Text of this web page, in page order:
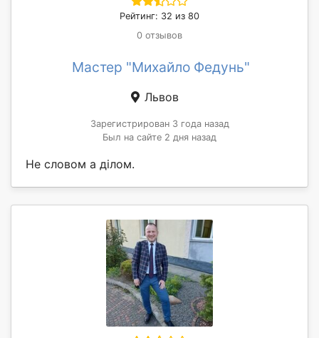
Рейтинг: 32 из 80
0 отзывов
Мастер "Михайло Федунь"
Львов
Зарегистрирован 3 года назад
Был на сайте 2 дня назад
Не словом а ділом.